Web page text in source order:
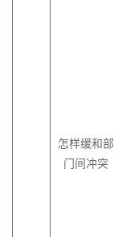
怎样缓和部
门间冲突